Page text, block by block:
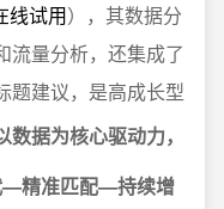
线试用），其数据分
流量分析，还集成了
题建议，是高成长型
数据为核心驱动力，
—精准匹配—持续增